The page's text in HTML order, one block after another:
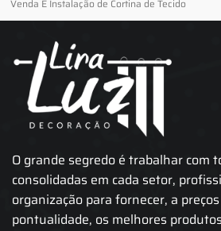
Venda E Instalação de Cortina de Tecido
O grande segredo é trabalhar com
consolidadas em cada setor,
organização para fornecer, a
pontualidade, os melhores